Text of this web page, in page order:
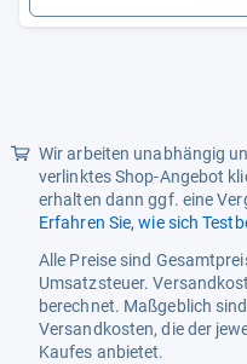
Wir arbeiten unabhängig
verlinktes Shop-Angebot
erhalten dann ggf. eine
Erfahren Sie, wie sich
Alle Preise sind
Umsatzsteuer.
berechnet. Maßgeblich
Versandkosten, die der
Kaufes anbietet.